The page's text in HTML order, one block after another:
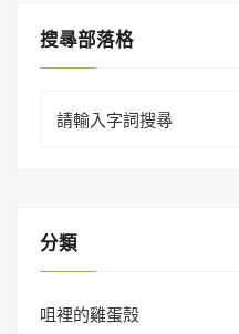
搜㝷部落格
for:
分類
咀裡的雞蛋殼